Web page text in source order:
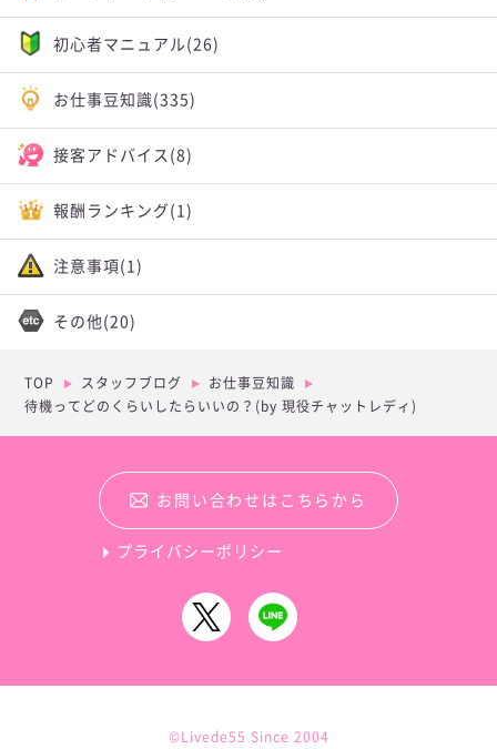
初心者マニュアル(26)
お仕事豆知識(335)
接客アドバイス (8)
報酬ランキング (1)
注意事項 (1)
その他 (20)
TOP スタッフブログ
お仕事豆知識
待機ってどのくらいしたらいいの？(by 現役チャットレディ)
お問い合わせはこちらから
プライバシーポリシー
©Livede55 Since 2004